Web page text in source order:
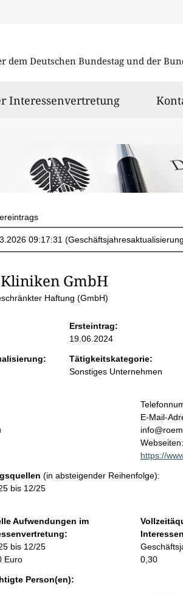
dem Deutschen Bundestag und der
Interessenvertretung
GmbH
Haftung (GmbH)
Ersteintrag:
19.06.2024
Tätigkeitskategorie:
Sonstiges Unternehmen
K
o
n
t
a
t
f
o
r
m
E-Mail-
Webseiten:
https://
(in absteigender Reihenfolge):
bis 12/25
Aufwendungen im
bis 12/25
Euro
0,30
Person(en):